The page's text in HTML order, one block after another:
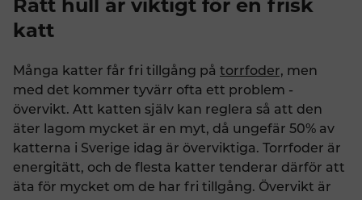
Rätt hull är viktigt för en frisk
katt
Många katter får fri tillgång på torrfoder, men
med det kommer tyvärr ofta ett problem -
övervikt. Att katten själv kan reglera så att den
äter lagom mycket är en myt, då ungefär 50% av
katterna i Sverige idag är överviktiga. Torrfoder är
energitätt, och de flesta katter tenderar därför att
äta för mycket om de har fri tillgång. Övervikt är